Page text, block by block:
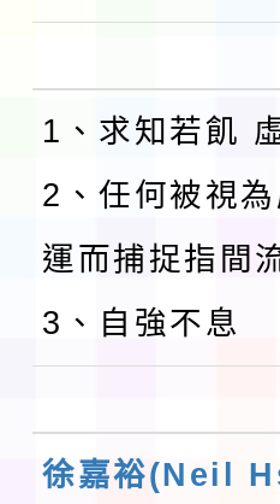
1、求知若飢
2、任何被視
運而捕捉指間
3、自強不息
徐嘉裕(Neil